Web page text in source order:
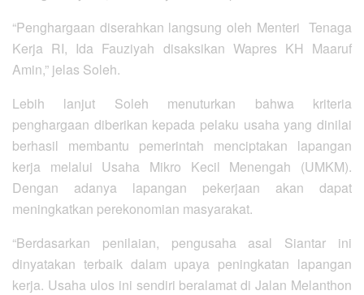
“Penghargaan diserahkan langsung oleh Menteri Tenaga
Kerja RI, Ida Fauziyah disaksikan Wapres KH Maaruf
Amin,” jelas Soleh.
Lebih lanjut Soleh menuturkan bahwa kriteria
penghargaan diberikan kepada pelaku usaha yang dinilai
berhasil membantu pemerintah menciptakan lapangan
kerja melalui Usaha Mikro Kecil Menengah (UMKM).
Dengan adanya lapangan pekerjaan akan dapat
meningkatkan perekonomian masyarakat.
“Berdasarkan penilaian, pengusaha asal Siantar ini
dinyatakan terbaik dalam upaya peningkatan lapangan
kerja. Usaha ulos ini sendiri beralamat di Jalan Melanthon